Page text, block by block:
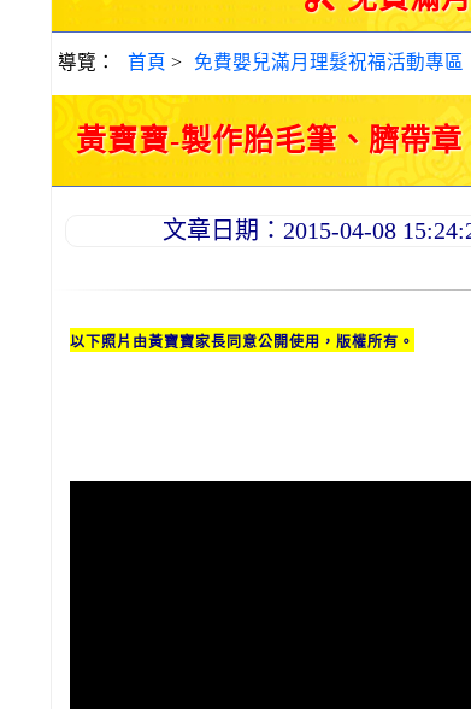
導覽： 首頁 > 免費嬰兒滿月理髮祝福活動專區
黃寶寶-製作胎毛筆、臍帶
文章日期：2015-04-08
以下照片由黃寶寶家長同意公開使用，版權所有。